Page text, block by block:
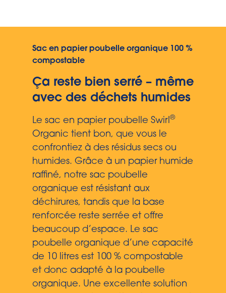
Sac en papier poubelle organique 100 %
compostable
Ça reste bien serré – même
avec des déchets humides
Le sac en papier poubelle Swirl®
Organic tient bon, que vous le
confrontiez à des résidus secs ou
humides. Grâce à un papier humide
raffiné, notre sac poubelle
organique est résistant aux
déchirures, tandis que la base
renforcée reste serrée et offre
beaucoup d’espace. Le sac
poubelle organique d’une capacité
de 10 litres est 100 % compostable
et donc adapté à la poubelle
organique. Une excellente solution